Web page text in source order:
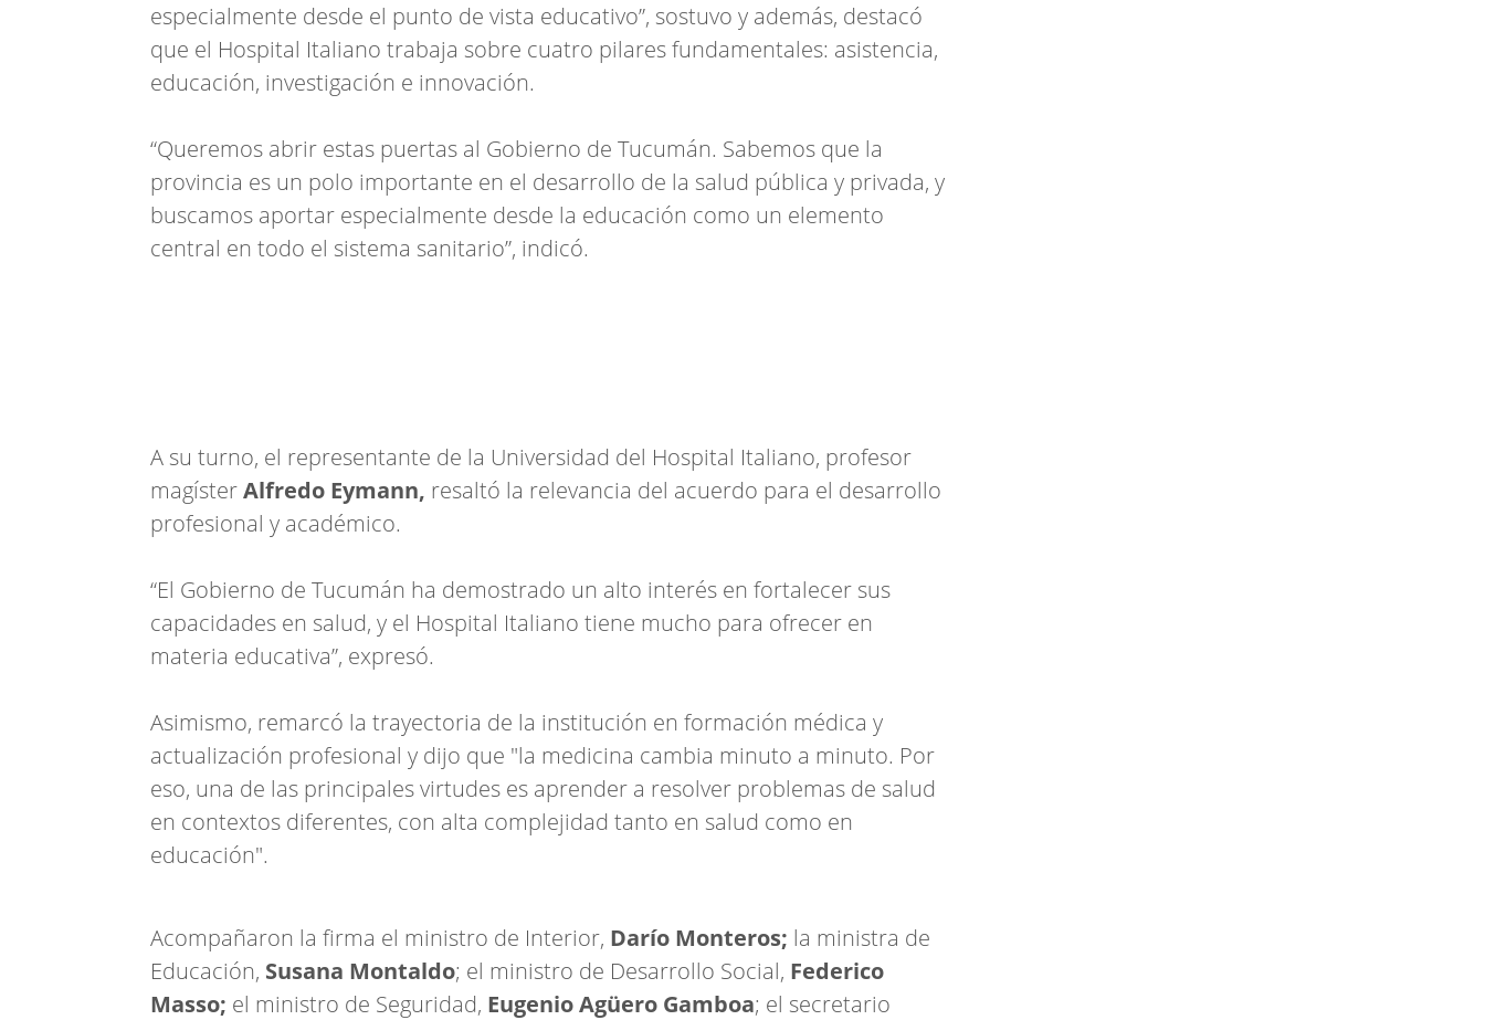
especialmente desde el punto de vista educativo”, sostuvo y además, destacó
que el Hospital Italiano trabaja sobre cuatro pilares fundamentales: asistencia,
educación, investigación e innovación.
“Queremos abrir estas puertas al Gobierno de Tucumán. Sabemos que la
provincia es un polo importante en el desarrollo de la salud pública y privada, y
buscamos aportar especialmente desde la educación como un elemento
central en todo el sistema sanitario”, indicó.
A su turno, el representante de la Universidad del Hospital Italiano, profesor
magísterAlfredo Eymann, resaltó la relevancia del acuerdo para el desarrollo
profesional y académico.
“El Gobierno de Tucumán ha demostrado un alto interés en fortalecer sus
capacidades en salud, y el Hospital Italiano tiene mucho para ofrecer en
materia educativa”, expresó.
Asimismo, remarcó la trayectoria de la institución en formación médica y
actualización profesional y dijo que "la medicina cambia minuto a minuto. Por
eso, una de las principales virtudes es aprender a resolver problemas de salud
en contextos diferentes, con alta complejidad tanto en salud como en
educación".
Acompañaron la firma el ministro de Interior, Darío Monteros; la ministra de
Educación, Susana Montaldo; el ministro de Desarrollo Social, Federico
Masso; el ministro de Seguridad, Eugenio Agüero Gamboa; el secretario